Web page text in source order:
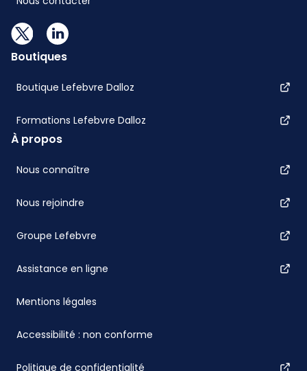
Boutiques
Boutique Lefebvre Dalloz
Formations Lefebvre Dalloz
À propos
Nous connaître
Nous rejoindre
Groupe Lefebvre
Assistance en ligne
Mentions légales
Accessibilité : non conforme
Politique de confidentialité